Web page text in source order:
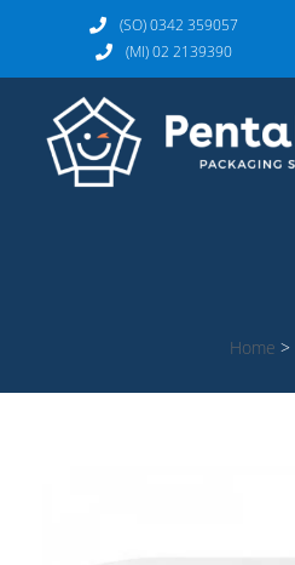
(SO) 0342 359057
(MI) 02 2139390
Home >